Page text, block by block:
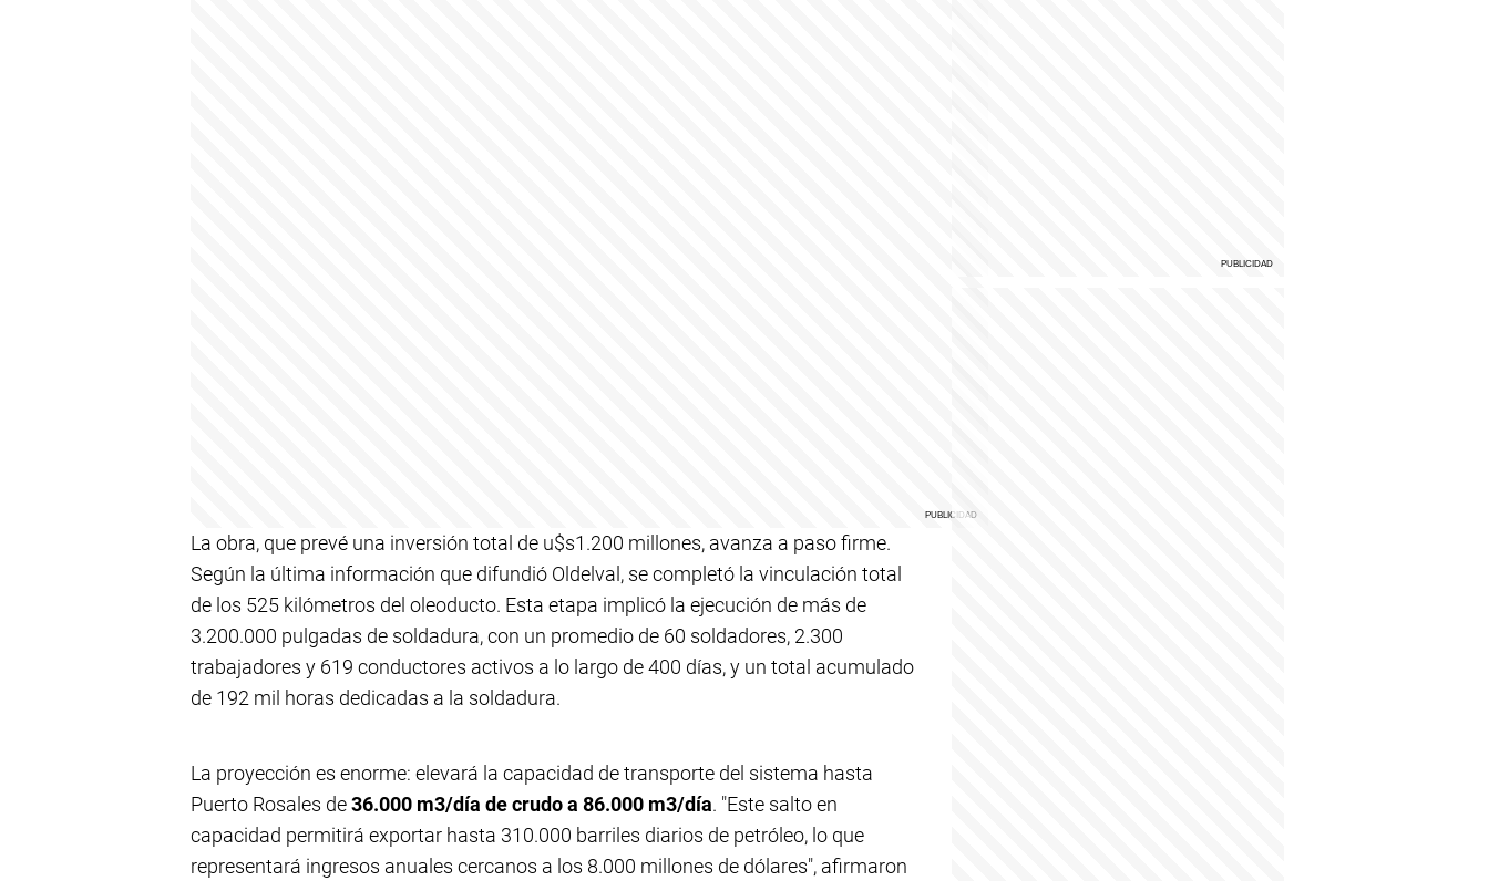
La obra, que prevé una inversión total de u$s1.200 millones, avanza a paso firme.
Según la última información que difundió Oldelval, se completó la vinculación total
de los 525 kilómetros del oleoducto. Esta etapa implicó la ejecución de más de
3.200.000 pulgadas de soldadura, con un promedio de 60 soldadores, 2.300
trabajadores y 619 conductores activos a lo largo de 400 días, y un total acumulado
de 192 mil horas dedicadas a la soldadura.
La proyección es enorme: elevará la capacidad de transporte del sistema hasta
Puerto Rosales de36.000 m3/día de crudo a 86.000 m3/día. "Este salto en
capacidad permitirá exportar hasta 310.000 barriles diarios de petróleo, lo que
representará ingresos anuales cercanos a los 8.000 millones de dólares", afirmaron